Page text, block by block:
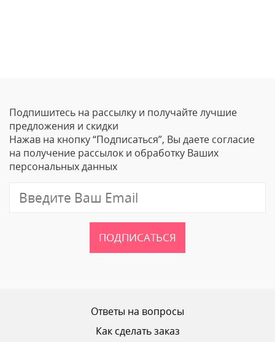
Ваше Имя
Email
Подпишитесь на рассылку и получайте лучшие
предложения и скидки
Нажав на кнопку “Подписаться”, Вы даете согласие
на получение рассылок и обработку Ваших
персональных данных
ПОДПИСАТЬСЯ
Ответы на вопросы
Как сделать заказ